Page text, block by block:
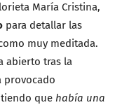
María Cristina,
para detallar las
muy meditada.
abierto tras la
provocado
que había una